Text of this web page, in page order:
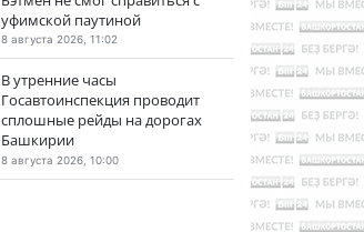
уфимской паутиной
8 августа 2026, 11:02
В утренние часы
Госавтоинспекция проводит
сплошные рейды на дорогах
Башкирии
8 августа 2026, 10:00